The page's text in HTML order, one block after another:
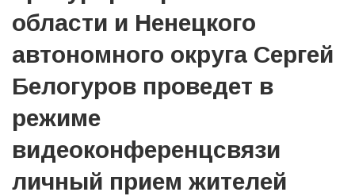
области и Ненецкого
автономного округа Сергей
Белогуров проведет в
режиме
видеоконференцсвязи
личный прием жителей